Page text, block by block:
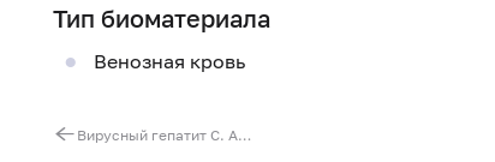
Тип биоматериала
Венозная кровь
Вирусный гепатит C. Анализы для первичного выявления заболевания. Обследование контактных лиц